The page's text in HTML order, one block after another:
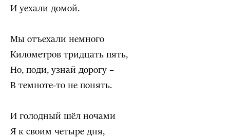
И уехали домой.
Мы отъехали немного
Километров тридцать пять,
Но, поди, узнай дорогу –
В темноте-то не понять.
И голодный шёл ночами
Я к своим четыре дня,